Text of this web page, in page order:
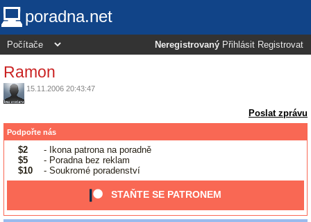
poradna.net
Neregistrovaný Přihlásit Registrovat
Ramon
15.11.2006 20:43:47
Poslat zprávu
Podpořte nás
$2
- Ikona patrona na poradně
$5
- Poradna bez reklam
$10
- Soukromé poradenství
STAŇTE SE PATRONEM